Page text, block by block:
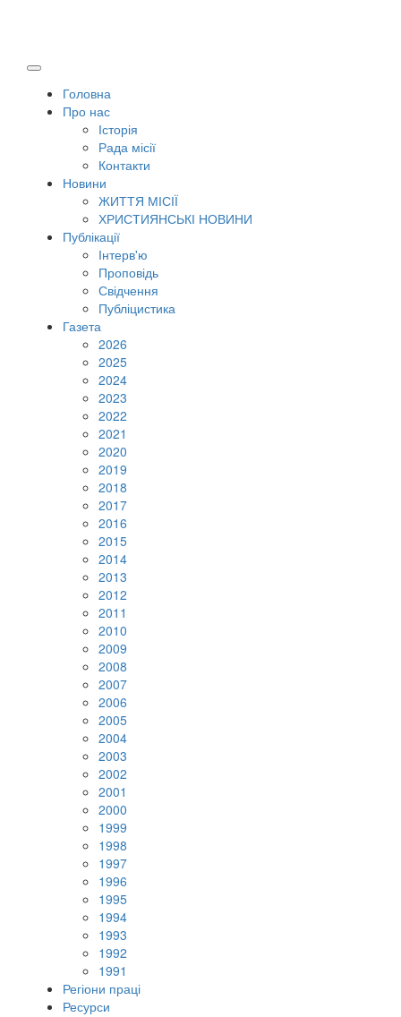
Головна
Про нас
Історія
Рада місії
Контакти
Новини
ЖИТТЯ МІСІЇ
ХРИСТИЯНСЬКІ НОВИНИ
Публікації
Інтерв'ю
Проповідь
Свідчення
Публіцистика
Газета
2026
2025
2024
2023
2022
2021
2020
2019
2018
2017
2016
2015
2014
2013
2012
2011
2010
2009
2008
2007
2006
2005
2004
2003
2002
2001
2000
1999
1998
1997
1996
1995
1994
1993
1992
1991
Регіони праці
Ресурси